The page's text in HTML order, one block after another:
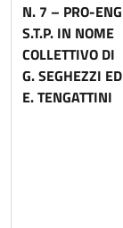
N. 7 – PRO-ENG
S.T.P. IN NOME
COLLETTIVO DI
G. SEGHEZZI ED
E. TENGATTINI